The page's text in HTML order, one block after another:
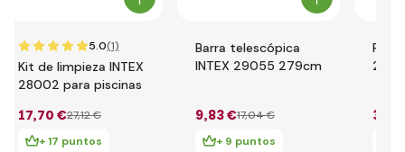
5.0(1)
Kit de limpieza INTEX
28002 para piscinas
17,70 €27,12 €
+ 17 puntos
Barra telescópica
INTEX 29055 279cm
9,83 €17,04 €
+ 9 puntos
Red
3